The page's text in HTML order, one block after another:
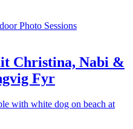
Photo Sessions
Christina, Nabi &
Fyr